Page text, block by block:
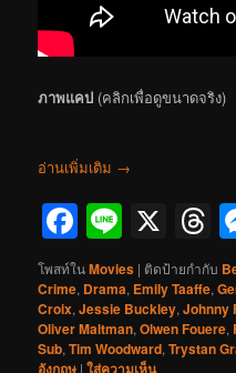
ภาพแคป (คลิกเพื่อดูขนาดจริง)
อ่านเพิ่มเติม →
Facebook
Line
X
โพสท์ในMovies | ติดป้ายกำกับ
Crime, Drama, Emily Taaffe,
Croix,Jessie Buckley,Johnny
Oliver Maltman,Olwen Fouere,
Sub,Tim Woodward,Trystan
อังกฤษ |ใส่ความเห็น